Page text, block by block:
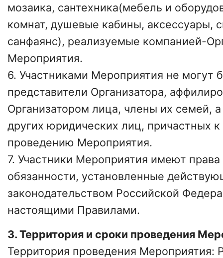
мозаика, сантехника(мебель и
комнат, душевые кабины, аксессуары,
санфаянс), реализуемые компанией-
Мероприятия.
6. Участниками Мероприятия не могут
представители Организатора,
Организатором лица, члены их семей,
других юридических лиц, причастных к
проведению Мероприятия.
7. Участники Мероприятия имеют права
обязанности, установленные
законодательством Российской
настоящими Правилами.
3. Территория и сроки проведения
Территория проведения Мероприятия: